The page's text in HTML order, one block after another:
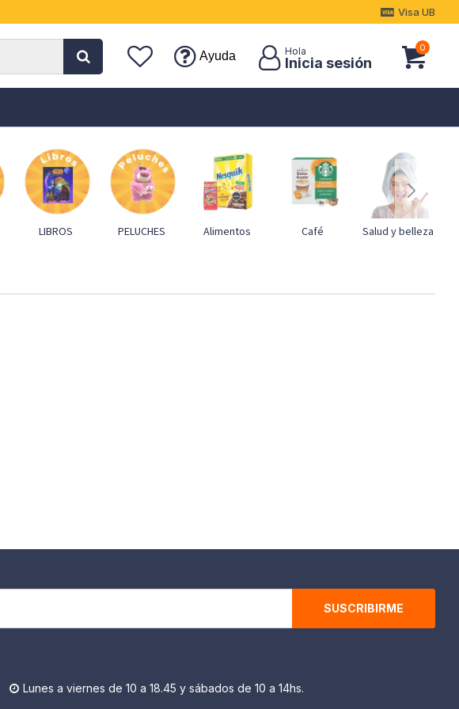
Ayuda
0
Visa UB
LIBROS PELUCHES Alimentos Café Salud y belleza
SUSCRIBIRME
 Lunes a viernes de 10 a 18.45 y sábados de 10 a 14hs.